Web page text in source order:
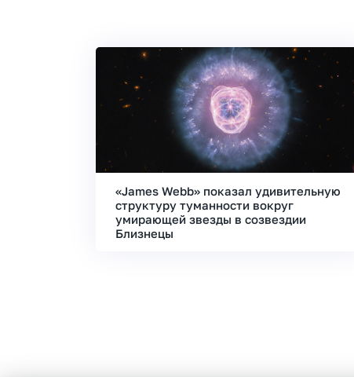
«James Webb» показал удивительную
структуру туманности вокруг
умирающей звезды в созвездии
Близнецы